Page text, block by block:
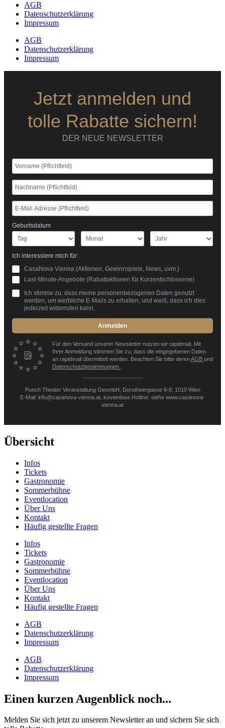
AGB
Datenschutzerklärung
Impressum
AGB
Datenschutzerklärung
Impressum
Jetzt anmelden und
tolle Rabatte sichern!
DER NEUE NEWSLETTER
Geburtsdatum
Ich interessiere mich für:
CasaNova Vienna (Aktionen, Gewinnspiele, News, uvm.)
Last-Minute-Angebote (Rabattaktionen für Kurzentschlossene)
Ich stimme zu, dass meine personenbezogenen Daten genutzt
werden, um werbliche E-Mails zu erhalten, und weiß, dass ich dies
jederzeit widerrufen kann.
Anmelden
Für den Versand unserer Newsletter nutzen wir rapidmail. Mit
Ihrer Anmeldung stimmen Sie zu, dass die eingegebenen Daten
an rapidmail übermittelt werden. Beachten Sie bitte derenAGB und
Datenschutzbestimmungen
Punch Theater Veranstaltung GesmbH, Dorotheergasse 6-8, 1010 Wien
E-Mail: info@casanova-vienna.at, kostenlose Hotline: siehe www.casanova-
vienna.at
Übersicht
Infos
Tickets
Gastronomie
Sommerbühne
Eventlocation
Über Uns
Kontakt
Häufig gestellte Fragen
Infos
Tickets
Gastronomie
Sommerbühne
Eventlocation
Über Uns
Kontakt
Häufig gestellte Fragen
AGB
Datenschutzerklärung
Impressum
AGB
Datenschutzerklärung
Impressum
Einen kurzen Augenblick noch...
Melden Sie sich jetzt zu unserem Newsletter an und sichern Sie sich